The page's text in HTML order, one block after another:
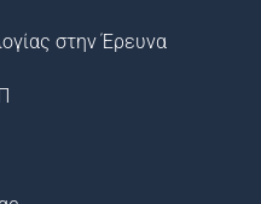
στην Έρευνα